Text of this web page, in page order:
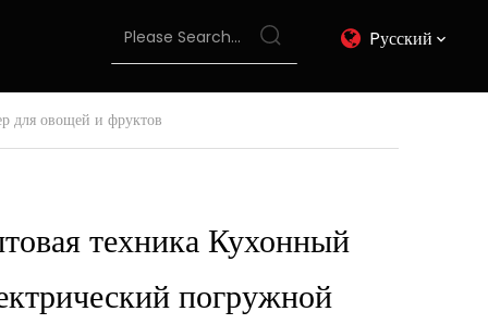
Pусский
для овощей и фруктов
техника Кухонный
погружной